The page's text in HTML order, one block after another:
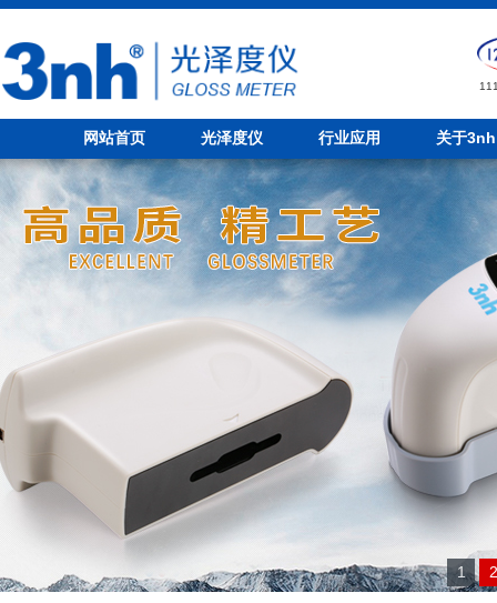
网站首页 光泽度仪 行业应用 关于3nh
1 2